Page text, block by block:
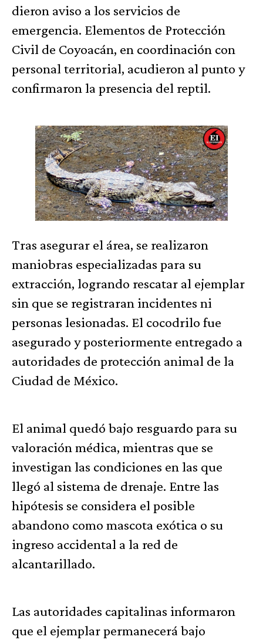
dieron aviso a los servicios de
emergencia. Elementos de Protección
Civil de Coyoacán, en coordinación con
personal territorial, acudieron al punto y
confirmaron la presencia del reptil.
Tras asegurar el área, se realizaron
maniobras especializadas para su
extracción, logrando rescatar al ejemplar
sin que se registraran incidentes ni
personas lesionadas. El cocodrilo fue
asegurado y posteriormente entregado a
autoridades de protección animal de la
Ciudad de México.
El animal quedó bajo resguardo para su
valoración médica, mientras que se
investigan las condiciones en las que
llegó al sistema de drenaje. Entre las
hipótesis se considera el posible
abandono como mascota exótica o su
ingreso accidental a la red de
alcantarillado.
Las autoridades capitalinas informaron
que el ejemplar permanecerá bajo